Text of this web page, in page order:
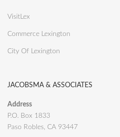
VisitLex
Commerce Lexington
City Of Lexington
JACOBSMA & ASSOCIATES
Address
P.O. Box 1833
Paso Robles, CA 93447